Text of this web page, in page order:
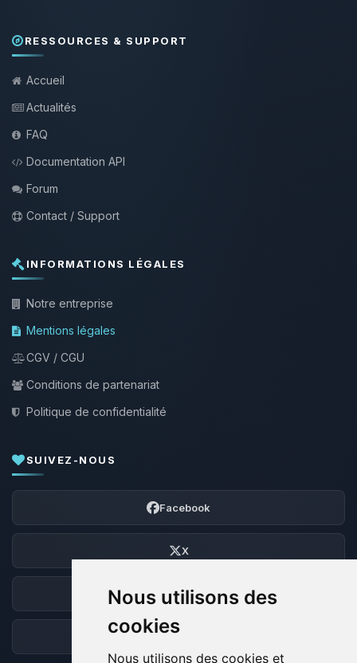
Nous utilisons des
cookies
Nous utilisons des cookies et
RESSOURCES & SUPPORT
Accueil
Actualités
FAQ
Documentation API
Forum
Contact / Support
INFORMATIONS LÉGALES
Notre entreprise
Mentions légales
CGV / CGU
Conditions de partenariat
Politique de confidentialité
SUIVEZ-NOUS
Facebook
X
Discord
Forum